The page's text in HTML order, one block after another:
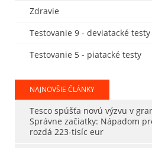
Zdravie
Testovanie 9 - deviatacké testy
Testovanie 5 - piatacké testy
NAJNOVŠIE ČLÁNKY
Tesco spúšťa novú výzvu v
Správne začiatky: Nápadom
rozdá 223-tisíc eur